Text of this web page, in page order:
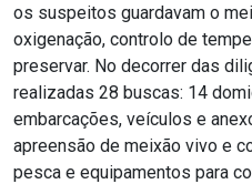
os suspeitos guardavam o
oxigenação, controlo de
preservar. No decorrer das
realizadas 28 buscas: 14
embarcações, veículos e
apreensão de meixão vivo e
pesca e equipamentos para